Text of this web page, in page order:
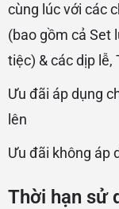
cùng lúc với các
(bao gồm cả Set
tiệc) & các dịp lễ,
Ưu đãi áp dụng
lên
Ưu đãi không áp
Thời hạn sử